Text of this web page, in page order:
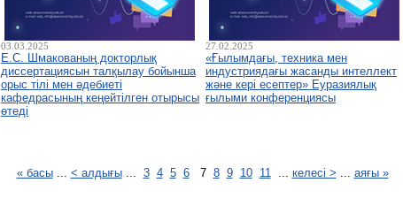
03.03.2025
Е.С. Шмакованың докторлық
диссертациясын талқылау бойынша
орыс тілі мен әдебиеті
кафедрасының кеңейтілген отырысы
өтеді
27.02.2025
«Ғылымдағы, техника мен
индустриядағы жасанды интеллект
және кері есептер» Еуразиялық
ғылыми конференциясы
« басы... < алдығы... 3 4 5 6 7 8 9 10 11... келесі > ... аяғы »